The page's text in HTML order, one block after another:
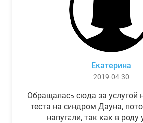
Екатерина
2019-04-30
Обращалась сюда за услугой
теста на синдром Дауна,
напугали, так как в роду